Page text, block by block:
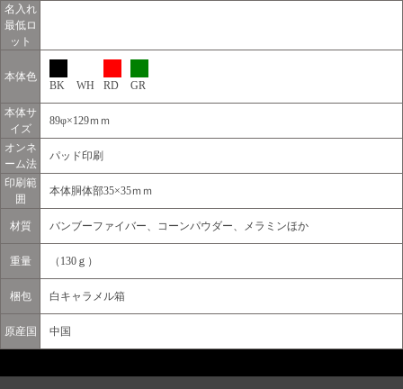
名入れ
最低ロ
ット
本体色
BK WH RD GR
本体サ
イズ
89φ×129ｍｍ
オンネ
ーム法
パッド印刷
印刷範
囲
本体胴体部35×35ｍｍ
材質 バンブーファイバー、コーンパウダー、メラミンほか
重量 （130ｇ）
梱包 白キャラメル箱
原産国 中国